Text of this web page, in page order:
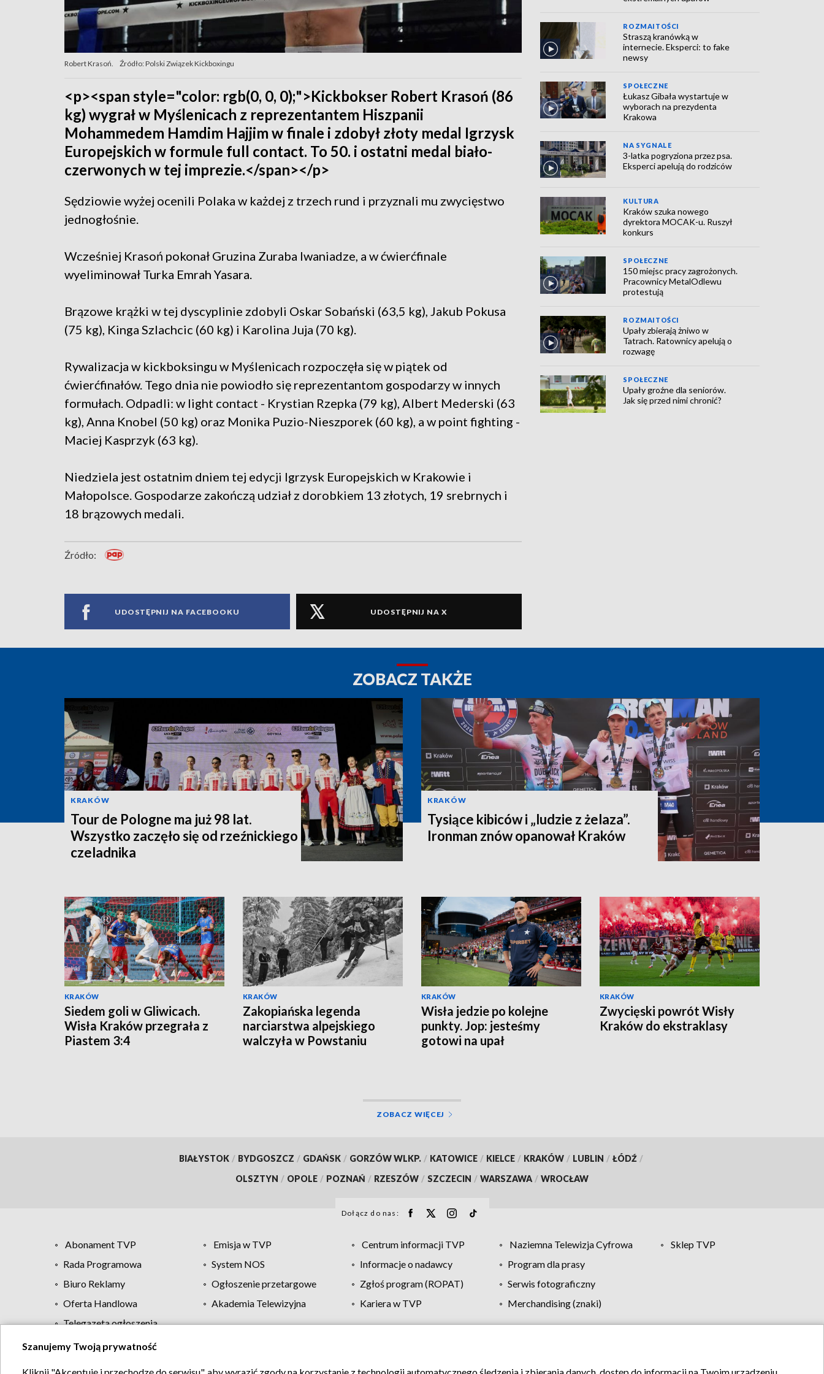
Robert Krasoń. Źródło: Polski Związek Kickboxingu
<p><span style="color: rgb(0, 0, 0);">Kickbokser Robert Krasoń (86
kg) wygrał w Myślenicach z reprezentantem Hiszpanii
Mohammedem Hamdim Hajjim w finale i zdobył złoty medal Igrzysk
Europejskich w formule full contact. To 50. i ostatni medal biało-
czerwonych w tej imprezie.</span></p>
Sędziowie wyżej ocenili Polaka w każdej z trzech rund i przyznali mu zwycięstwo
jednogłośnie.
Wcześniej Krasoń pokonał Gruzina Zuraba Iwaniadze, a w ćwierćfinale
wyeliminował Turka Emrah Yasara.
Brązowe krążki w tej dyscyplinie zdobyli Oskar Sobański (63,5 kg), Jakub Pokusa
(75 kg), Kinga Szlachcic (60 kg) i Karolina Juja (70 kg).
Rywalizacja w kickboksingu w Myślenicach rozpoczęła się w piątek od
ćwierćfinałów. Tego dnia nie powiodło się reprezentantom gospodarzy w innych
formułach. Odpadli: w light contact - Krystian Rzepka (79 kg), Albert Mederski (63
kg), Anna Knobel (50 kg) oraz Monika Puzio-Nieszporek (60 kg), a w point fighting -
Maciej Kasprzyk (63 kg).
Niedziela jest ostatnim dniem tej edycji Igrzysk Europejskich w Krakowie i
Małopolsce. Gospodarze zakończą udział z dorobkiem 13 złotych, 19 srebrnych i
18 brązowych medali.
Źródło:
UDOSTĘPNIJ NA FACEBOOKU UDOSTĘPNIJ NA X
ROZMAITOŚCI
Straszą kranówką w
internecie. Eksperci: to fake
newsy
SPOŁECZNE
Łukasz Gibała wystartuje w
wyborach na prezydenta
Krakowa
NA SYGNALE
3-latka pogryziona przez psa.
Eksperci apelują do rodziców
KULTURA
Kraków szuka nowego
dyrektora MOCAK-u. Ruszył
konkurs
SPOŁECZNE
150 miejsc pracy zagrożonych.
Pracownicy MetalOdlewu
protestują
ROZMAITOŚCI
Upały zbierają żniwo w
Tatrach. Ratownicy apelują o
rozwagę
SPOŁECZNE
Upały groźne dla seniorów.
Jak się przed nimi chronić?
ZOBACZ TAKŻE
KRAKÓW
Tour de Pologne ma już 98 lat.
Wszystko zaczęło się od rzeźnickiego
czeladnika
KRAKÓW
Tysiące kibiców i „ludzie z żelaza”.
Ironman znów opanował Kraków
KRAKÓW
Siedem goli w Gliwicach.
Wisła Kraków przegrała z
Piastem 3:4
KRAKÓW
Zakopiańska legenda
narciarstwa alpejskiego
walczyła w Powstaniu
KRAKÓW
Wisła jedzie po kolejne
punkty. Jop: jesteśmy
gotowi na upał
KRAKÓW
Zwycięski powrót Wisły
Kraków do ekstraklasy
ZOBACZ WIĘCEJ
BIAŁYSTOK / BYDGOSZCZ / GDAŃSK / GORZÓW WLKP. / KATOWICE / KIELCE / KRAKÓW / LUBLIN / ŁÓDŹ /
OLSZTYN / OPOLE / POZNAŃ / RZESZÓW / SZCZECIN / WARSZAWA / WROCŁAW
Dołącz do nas:
Abonament TVP Emisja w TVP Centrum informacji TVP Naziemna Telewizja Cyfrowa
Sklep TVP
Rada Programowa
System NOS Informacje o nadawcy
Program dla prasy
Biuro Reklamy
Ogłoszenie przetargowe Zgłoś program (ROPAT)
Serwis fotograficzny
Oferta Handlowa
Akademia Telewizyjna Kariera w TVP
Merchandising (znaki)
Telegazeta ogłoszenia
Regulamin TVP Polityka prywatności Moje zgody Pomoc Biuro reklamy Kontakt
Szanujemy Twoją prywatność